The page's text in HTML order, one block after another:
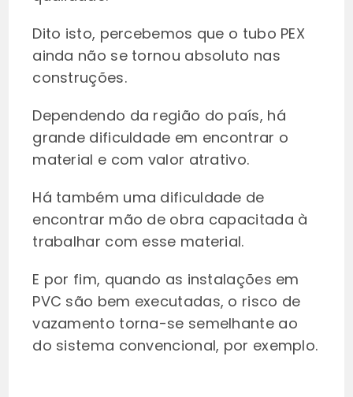
Dito isto, percebemos que o tubo PEX
ainda não se tornou absoluto nas
construções.
Dependendo da região do país, há
grande dificuldade em encontrar o
material e com valor atrativo.
Há também uma dificuldade de
encontrar mão de obra capacitada à
trabalhar com esse material.
E por fim, quando as instalações em
PVC são bem executadas, o risco de
vazamento torna-se semelhante ao
do sistema convencional, por exemplo.